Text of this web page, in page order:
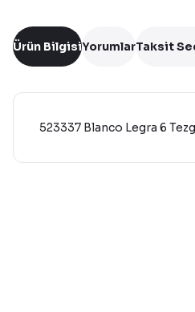
Ürün BilgisiYorumlarTaksit
523337 Blanco Legra 6